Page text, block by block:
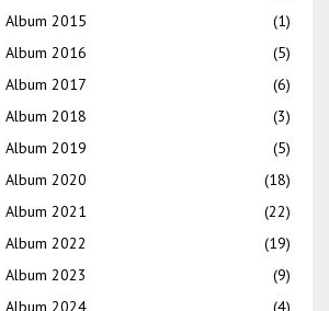
Album 2015
(1)
Album 2016
(5)
Album 2017
(6)
Album 2018
(3)
Album 2019
(5)
Album 2020
(18)
Album 2021
(22)
Album 2022
(19)
Album 2023
(9)
Album 2024
(4)